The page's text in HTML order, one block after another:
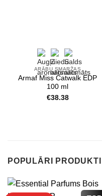
ARĀBU SMARŽAS
Armaf Miss Catwalk EDP
100 ml
€38.38
POPULĀRI PRODUKTI